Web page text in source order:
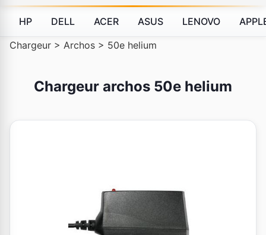
HP DELL ACER ASUS LENOVO
Chargeur > Archos > 50e helium
Chargeur archos 50e helium